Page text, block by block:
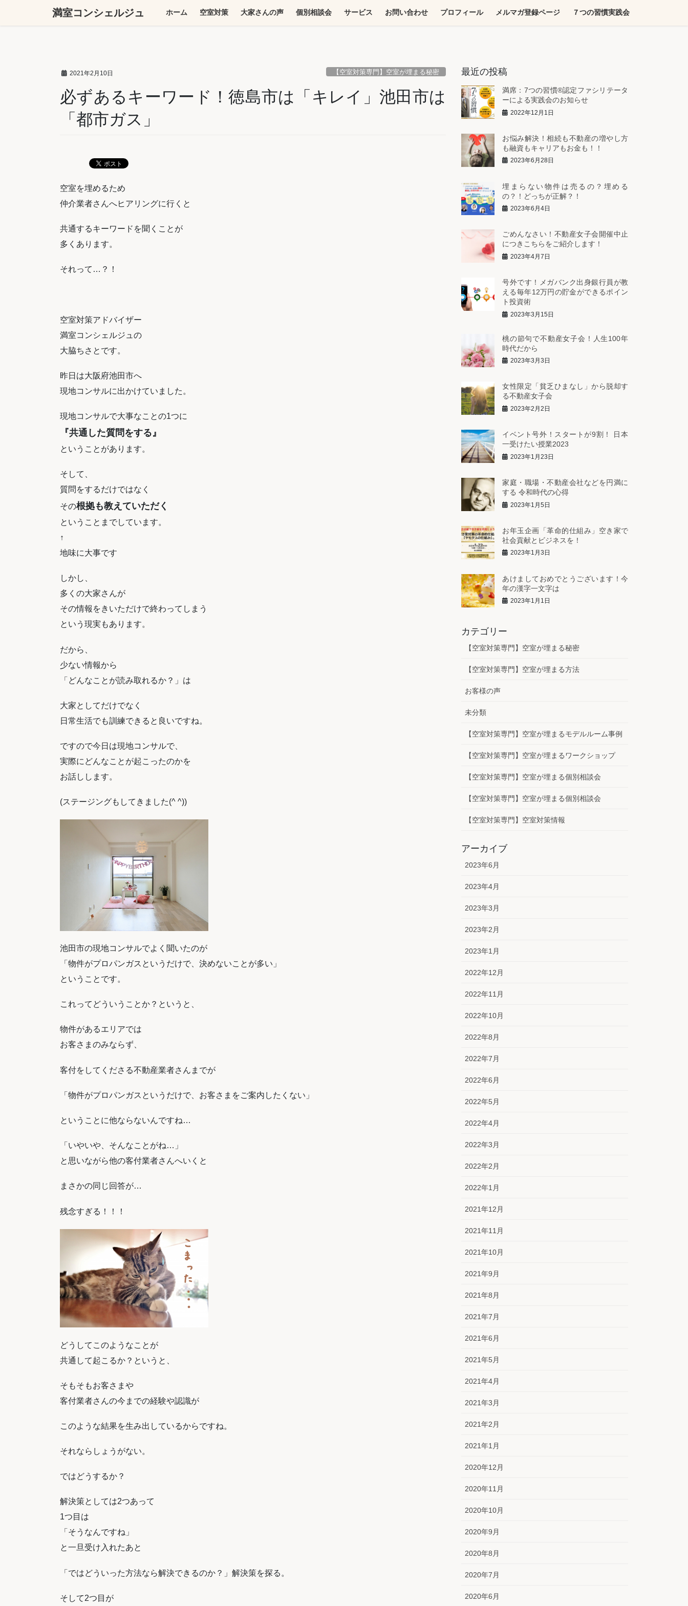
満室コンシェルジュ ホーム 空室対策 大家さんの声 個別相談会 サービス お問い合わせ プロフィール メルマガ登録ページ ７つの習慣実践会
2021年2月10日 【空室対策専門】空室が埋まる秘密
必ずあるキーワード！徳島市は「キレイ」池田市は
「都市ガス」
空室を埋めるため
仲介業者さんへヒアリングに行くと
共通するキーワードを聞くことが
多くあります。
それって…？！
空室対策アドバイザー
満室コンシェルジュの
大脇ちさとです。
昨日は大阪府池田市へ
現地コンサルに出かけていました。
現地コンサルで大事なことの1つに
『共通した質問をする』
ということがあります。
そして、
質問をするだけではなく
その根拠も教えていただく
ということまでしています。
↑
地味に大事です
しかし、
多くの大家さんが
その情報をきいただけで終わってしまう
という現実もあります。
だから、
少ない情報から
「どんなことが読み取れるか？」は
大家としてだけでなく
日常生活でも訓練できると良いですね。
ですので今日は現地コンサルで、
実際にどんなことが起こったのかを
お話しします。
(ステージングもしてきました(^ ^))
池田市の現地コンサルでよく聞いたのが
「物件がプロパンガスというだけで、決めないことが多い」
ということです。
これってどういうことか？というと、
物件があるエリアでは
お客さまのみならず、
客付をしてくださる不動産業者さんまでが
「物件がプロパンガスというだけで、お客さまをご案内したくない」
ということに他ならないんですね…
「いやいや、そんなことがね…」
と思いながら他の客付業者さんへいくと
まさかの同じ回答が…
残念すぎる！！！
どうしてこのようなことが
共通して起こるか？というと、
そもそもお客さまや
客付業者さんの今までの経験や認識が
このような結果を生み出しているからですね。
それならしょうがない。
ではどうするか？
解決策としては2つあって
1つ目は
「そうなんですね」
と一旦受け入れたあと
「ではどういった方法なら解決できるのか？」解決策を探る。
そして2つ目が
最近の投稿
満席：7つの習慣®︎認定ファシリテータ
ーによる実践会のお知らせ
2022年12月1日
お悩み解決！相続も不動産の増やし方
も融資もキャリアもお金も！！
2023年6月28日
埋まらない物件は売るの？埋める
の？！どっちが正解？！
2023年6月4日
ごめんなさい！不動産女子会開催中止
につきこちらをご紹介します！
2023年4月7日
号外です！メガバンク出身銀行員が教
える毎年12万円の貯金ができるポイン
ト投資術
2023年3月15日
桃の節句で不動産女子会！人生100年
時代だから
2023年3月3日
女性限定「貧乏ひまなし」から脱却す
る不動産女子会
2023年2月2日
イベント号外！スタートが9割！ 日本
一受けたい授業2023
2023年1月23日
家庭・職場・不動産会社などを円満に
する 令和時代の心得
2023年1月5日
お年玉企画「革命的仕組み」空き家で
社会貢献とビジネスを！
2023年1月3日
あけましておめでとうございます！今
年の漢字一文字は
2023年1月1日
カテゴリー
【空室対策専門】空室が埋まる秘密
【空室対策専門】空室が埋まる方法
お客様の声
未分類
【空室対策専門】空室が埋まるモデルルーム事例
【空室対策専門】空室が埋まるワークショップ
【空室対策専門】空室が埋まる個別相談会
【空室対策専門】空室が埋まる個別相談会
【空室対策専門】空室対策情報
アーカイブ
2023年6月
2023年4月
2023年3月
2023年2月
2023年1月
2022年12月
2022年11月
2022年10月
2022年8月
2022年7月
2022年6月
2022年5月
2022年4月
2022年3月
2022年2月
2022年1月
2021年12月
2021年11月
2021年10月
2021年9月
2021年8月
2021年7月
2021年6月
2021年5月
2021年4月
2021年3月
2021年2月
2021年1月
2020年12月
2020年11月
2020年10月
2020年9月
2020年8月
2020年7月
2020年6月